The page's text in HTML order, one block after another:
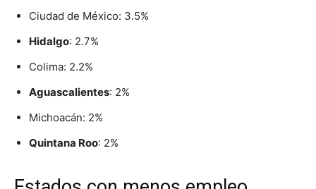
Ciudad de México: 3.5%
Hidalgo: 2.7%
Colima: 2.2%
Aguascalientes: 2%
Michoacán: 2%
Quintana Roo: 2%